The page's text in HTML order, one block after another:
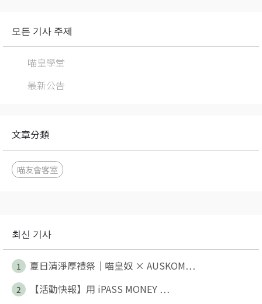
모든 기사 주제
喵皇學堂
最新公告
文章分類
喵友會客室
최신 기사
1 夏日清淨厚禮祭｜喵皇奴 × AUSKOM⋯
2 【活動快報】用 iPASS MONEY ⋯